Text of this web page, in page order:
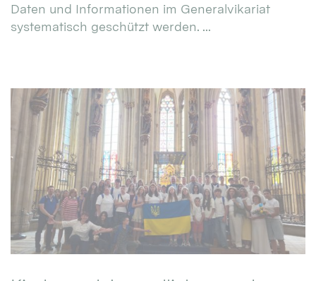
Daten und Informationen im Generalvikariat
systematisch geschützt werden. ...